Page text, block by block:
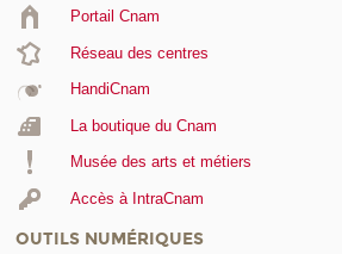
Portail Cnam
Réseau des centres
HandiCnam
La boutique du Cnam
Musée des arts et métiers
Accès à IntraCnam
OUTILS NUMÉRIQUES